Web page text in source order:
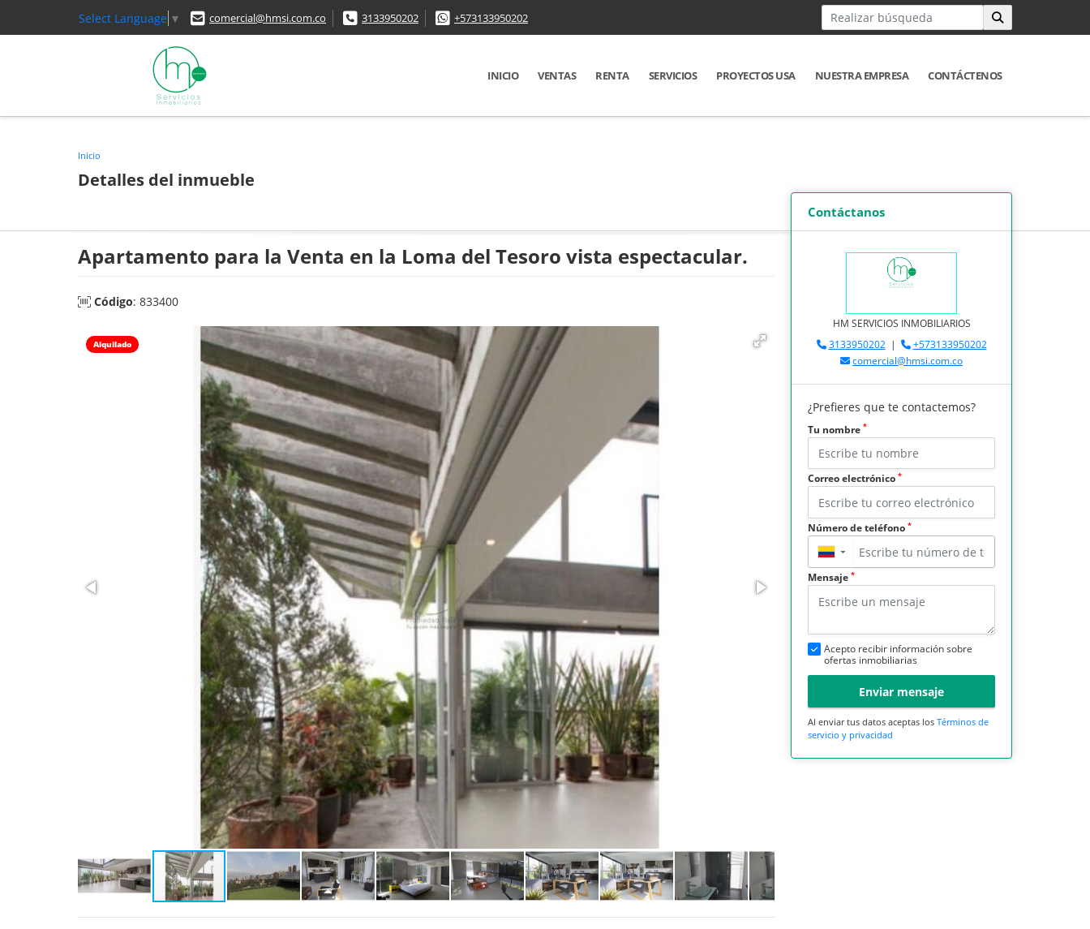
Select Language ▼ comercial@hmsi.com.co 3133950202 +573133950202
INICIO VENTAS RENTA SERVICIOS PROYECTOS USA NUESTRA EMPRESA CONTÁCTENOS
Inicio
Detalles del inmueble
Apartamento para la Venta en la Loma del Tesoro vista espectacular.
Código: 833400
Alquilado
Contáctanos
HM SERVICIOS INMOBILIARIOS
3133950202|
+573133950202
comercial@hmsi.com.co
¿Prefieres que te contactemos?
Tu nombre *
Correo electrónico *
Número de teléfono *
▼
Mensaje *
Acepto recibir información sobre
ofertas inmobiliarias
Enviar mensaje
Al enviar tus datos aceptas los Términos de
servicio y privacidad